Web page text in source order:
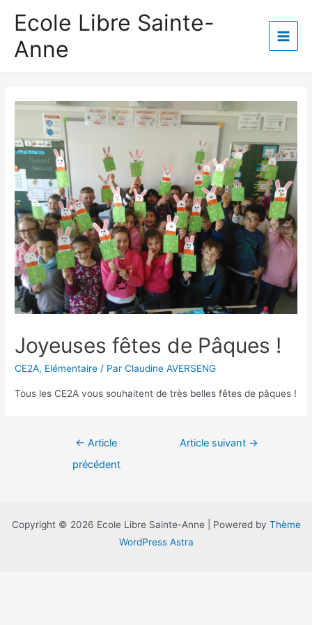
contenu
Ecole Libre Sainte-
Anne
Main
Joyeuses fêtes de Pâques !
CE2A, Elémentaire / ParClaudine AVERSENG
Tous les CE2A vous souhaitent de très belles fêtes de pâques !
Navigation← Article
précédent
Article suivant →
Copyright © 2026 Ecole Libre Sainte-Anne | Powered by Thème
WordPress Astra